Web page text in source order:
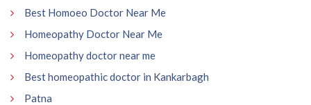
Best Homoeo Doctor Near Me
Homeopathy Doctor Near Me
Homeopathy doctor near me
Best homeopathic doctor in Kankarbagh
Patna